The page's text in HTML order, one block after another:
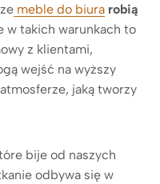
meble do biura robią
w takich warunkach to
z klientami,
wejść na wyższy
jaką tworzy
bije od naszych
odbywa się w